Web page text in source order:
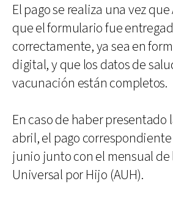
El pago se realiza una vez
que el formulario fue
correctamente, ya sea en
digital, y que los datos de
vacunación están completos.
En caso de haber presentado
abril, el pago
junio junto con el mensual de
Universal por Hijo (AUH).